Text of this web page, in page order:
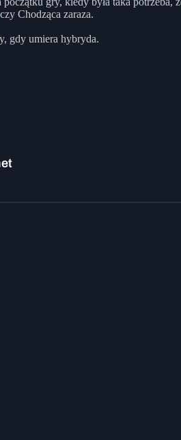
Chodząca zaraza.
gdy umiera hybryda.